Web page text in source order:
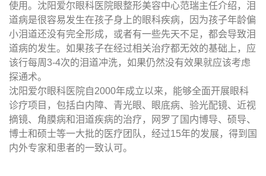
使用。沈阳爱尔眼科医院眼整形美容中心范瑞主任介绍，泪
道病是很容易发生在孩子身上的眼科疾病，因为孩子年龄偏
小泪道还没有完全形成，或者有一些先天不足，都会导致泪
道病的发生。如果孩子在经过相关治疗都无效的基础上，应
该行每周3-4次的泪道冲洗，如果仍然没有效果就应该考虑
探通术。
沈阳爱尔眼科医院自2000年成立以来，能够全面开展眼科
诊疗项目，包括白内障、青光眼、眼底病、验光配镜、近视
摘镜、角膜病和泪道疾病的治疗，网罗了国内博导、硕导、
博士和硕士等一大批的医疗团队，经过15年的发展，得到国
内外专家和患者的一致认可。